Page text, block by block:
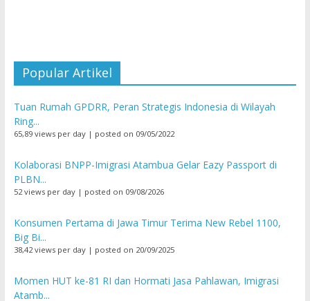
Popular Artikel
Tuan Rumah GPDRR, Peran Strategis Indonesia di Wilayah
Ring...
65,89 views per day| posted on 09/05/2022
Kolaborasi BNPP-Imigrasi Atambua Gelar Eazy Passport di
PLBN...
52 views per day| posted on 09/08/2026
Konsumen Pertama di Jawa Timur Terima New Rebel 1100,
Big Bi...
38,42 views per day| posted on 20/09/2025
Momen HUT ke-81 RI dan Hormati Jasa Pahlawan, Imigrasi
Atamb...